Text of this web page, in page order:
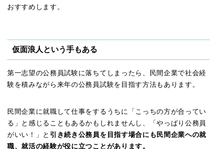
おすすめします。
仮面浪人という手もある
第一志望の公務員試験に落ちてしまったら、民間企業で社会経
験を積みながら来年の公務員試験を目指す方法もあります。
民間企業に就職して仕事をするうちに「こっちの方が合ってい
る」と感じることもあるかもしれませんし、「やっぱり公務員
がいい！」と 引き続き公務員を目指す場合にも民間企業への就
職、就活の経験が役に立つことがあります。